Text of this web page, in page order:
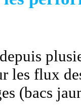
les flux
(bacs